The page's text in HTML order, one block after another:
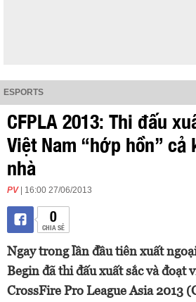
ESPORTS
CFPLA 2013: Thi đấu
Việt Nam “hớp hồn”
nhà
PV | 16:00 27/06/2013
0
CHIA SẺ
Ngay trong lần đầu tiên xuất
Begin đã thi đấu xuất sắc và đoạt
CrossFire Pro League Asia 2013